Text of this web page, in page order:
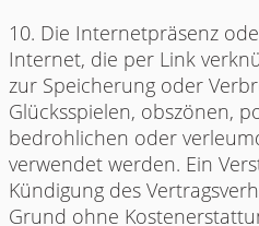
10. Die Internetpräsenz
Internet, die per Link
zur Speicherung oder
Glücksspielen, obszönen,
bedrohlichen oder
verwendet werden. Ein
Kündigung des
Grund ohne